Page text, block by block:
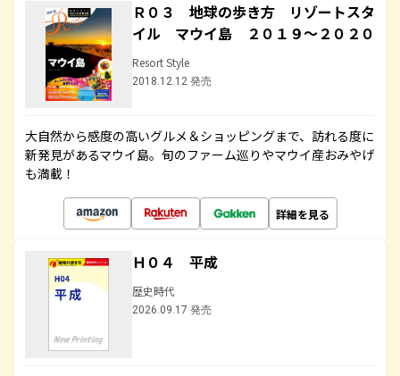
Ｒ０３ 地球の歩き方 リゾートスタ
イル マウイ島 ２０１９～２０２０
Resort Style
2018.12.12 発売
大自然から感度の高いグルメ＆ショッピングまで、訪れる度に
新発見があるマウイ島。旬のファーム巡りやマウイ産おみやげ
も満載！
詳細を見る
Ｈ０４ 平成
歴史時代
2026.09.17 発売